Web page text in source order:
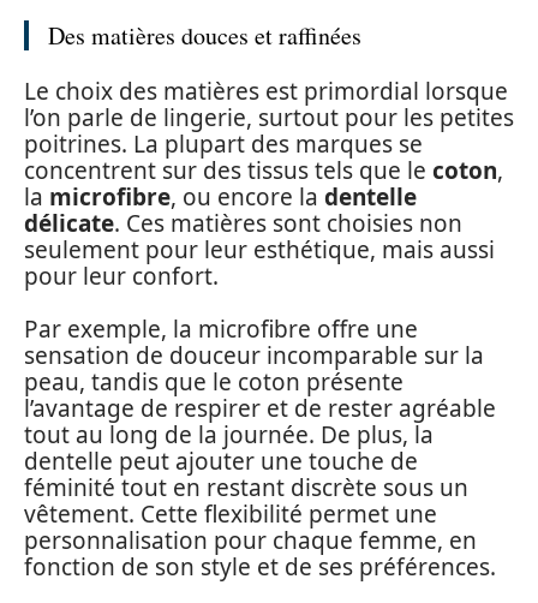
Des matières douces et raffinées
Le choix des matières est primordial lorsque
l’on parle de lingerie, surtout pour les petites
poitrines. La plupart des marques se
concentrent sur des tissus tels que le coton,
la microfibre, ou encore la dentelle
délicate. Ces matières sont choisies non
seulement pour leur esthétique, mais aussi
pour leur confort.
Par exemple, la microfibre offre une
sensation de douceur incomparable sur la
peau, tandis que le coton présente
l’avantage de respirer et de rester agréable
tout au long de la journée. De plus, la
dentelle peut ajouter une touche de
féminité tout en restant discrète sous un
vêtement. Cette flexibilité permet une
personnalisation pour chaque femme, en
fonction de son style et de ses préférences.